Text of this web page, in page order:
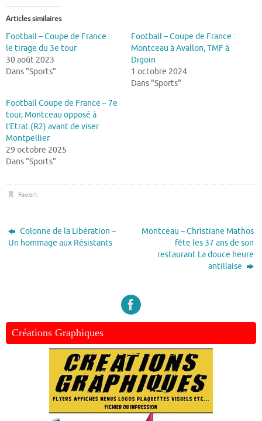
Articles similaires
Football – Coupe de France :
le tirage du 3e tour
30 août 2023
Dans "Sports"
Football – Coupe de France :
Montceau à Avallon, TMF à
Digoin
1 octobre 2024
Dans "Sports"
Football Coupe de France – 7e
tour, Montceau opposé à
l’Etrat (R2) avant de viser
Montpellier
29 octobre 2025
Dans "Sports"
Favori.
Colonne de la Libération –
Un hommage aux Résistants
Montceau – Christiane Mathos
fête les 37 ans de son
restaurant La douce heure
antillaise
Créations Graphiques